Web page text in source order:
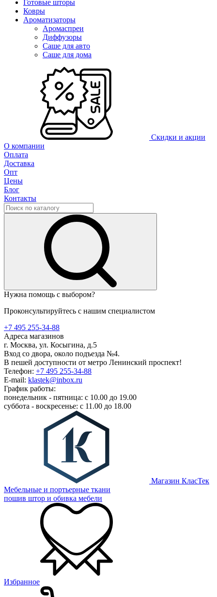
Готовые шторы
Ковры
Ароматизаторы
Аромаспреи
Диффузоры
Саше для авто
Саше для дома
Скидки и акции
О компании
Оплата
Доставка
Опт
Цены
Блог
Контакты
Нужна помощь с выбором?
Проконсультируйтесь с нашим специалистом
+7 495 255-34-88
Адреса магазинов
г. Москва, ул. Косыгина, д.5
Вход со двора, около подъезда №4.
В пешей доступности от метро Ленинский проспект!
Телефон: +7 495 255-34-88
E-mail: klastek@inbox.ru
График работы:
понедельник - пятница: с 10.00 до 19.00
суббота - воскресенье: с 11.00 до 18.00
Магазин КласТек
Мебельные и портьерные ткани
пошив штор и обивка мебели
Избранное